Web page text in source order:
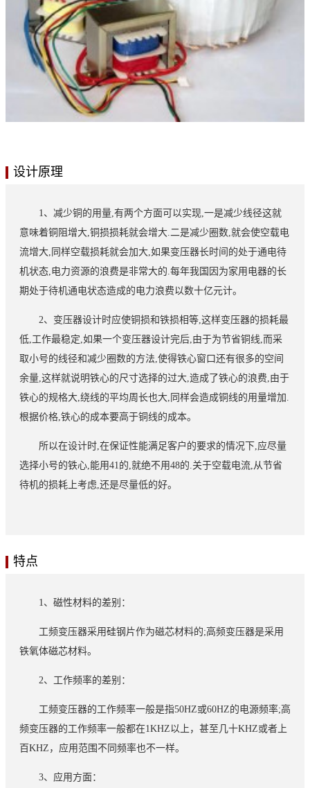
设计原理
1、减少铜的用量,有两个方面可以实现,一是减少线径这就
意味着铜阻增大,铜损损耗就会增大.二是减少圈数,就会使空载电
流增大,同样空载损耗就会加大,如果变压器长时间的处于通电待
机状态,电力资源的浪费是非常大的.每年我国因为家用电器的长
期处于待机通电状态造成的电力浪费以数十亿元计。
2、变压器设计时应使铜损和铁损相等,这样变压器的损耗最
低,工作最稳定,如果一个变压器设计完后,由于为节省铜线,而采
取小号的线径和减少圈数的方法,使得铁心窗口还有很多的空间
余量,这样就说明铁心的尺寸选择的过大,造成了铁心的浪费,由于
铁心的规格大,绕线的平均周长也大,同样会造成铜线的用量增加.
根据价格,铁心的成本要高于铜线的成本。
所以在设计时,在保证性能满足客户的要求的情况下,应尽量
选择小号的铁心,能用41的,就绝不用48的.关于空载电流,从节省
待机的损耗上考虑,还是尽量低的好。
特点
1、磁性材料的差别：
工频变压器采用硅钢片作为磁芯材料的;高频变压器是采用
铁氧体磁芯材料。
2、工作频率的差别：
工频变压器的工作频率一般是指50HZ或60HZ的电源频率;高
频变压器的工作频率一般都在1KHZ以上，甚至几十KHZ或者上
百KHZ，应用范围不同频率也不一样。
3、应用方面：